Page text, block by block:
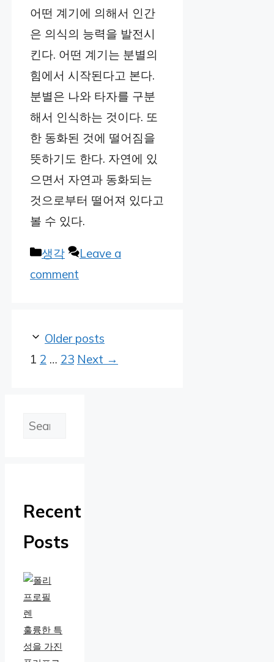
어떤 계기에 의해서 인간
은 의식의 능력을 발전시
킨다. 어떤 계기는 분별의
힘에서 시작된다고 본다.
분별은 나와 타자를 구분
해서 인식하는 것이다. 또
한 동화된 것에 떨어짐을
뜻하기도 한다. 자연에 있
으면서 자연과 동화되는
것으로부터 떨어져 있다고
볼 수 있다.
Categories
생각
Leave a
comment
Older posts
Page
1 Page
2 … Page
23 Next →
검
Recent
Posts
훌륭한 특
성을 가진